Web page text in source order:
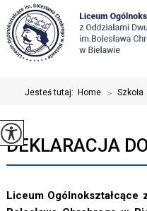
Jesteś tutaj: Home > Szkoła
DEKLARACJA
Liceum Ogólnokształcące